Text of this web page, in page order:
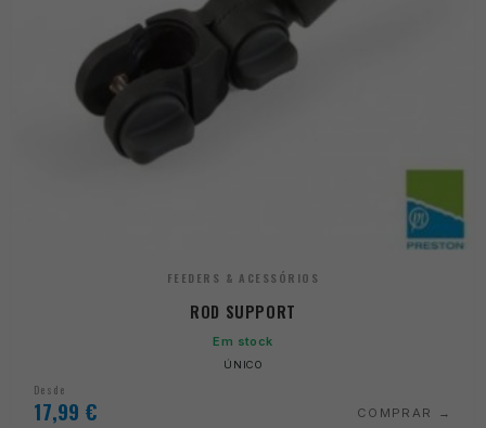
FEEDERS & ACESSÓRIOS
ROD SUPPORT
Em stock
ÚNICO
Desde
17,99 € COMPRAR